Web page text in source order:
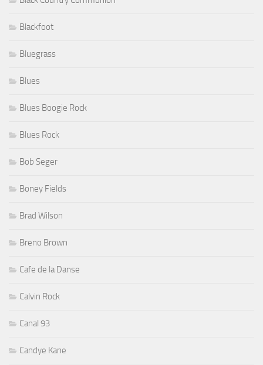
Blackfoot
Bluegrass
Blues
Blues Boogie Rock
Blues Rock
Bob Seger
Boney Fields
Brad Wilson
Breno Brown
Cafe de la Danse
Calvin Rock
Canal 93
Candye Kane
Carl Verheyen